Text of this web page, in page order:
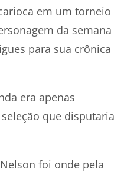
em um torneio
da semana
para sua crônica
era apenas
que disputaria
foi onde pela